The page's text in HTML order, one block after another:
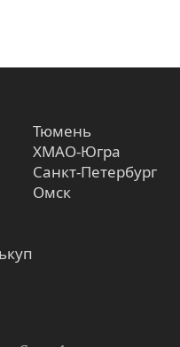
Тюмень
ХМАО-Югра
Санкт-Петербург
Омск